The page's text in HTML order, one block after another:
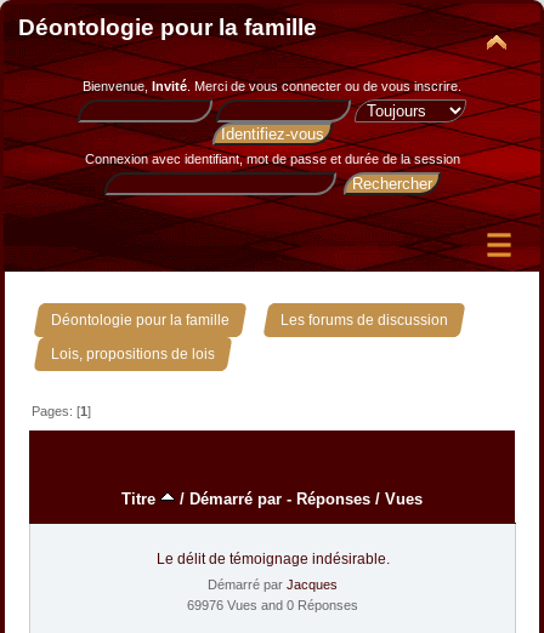
Déontologie pour la famille
Bienvenue, Invité. Merci devous connecter ou de vous inscrire.
Connexion avec identifiant, mot de passe et durée de la session
Déontologie pour la famille » Les forums de discussion »
Lois, propositions de lois
Pages: [1]
Titre / Démarré par - Réponses / Vues
Le délit de témoignage indésirable.
Démarré par Jacques
69976 Vues and 0 Réponses